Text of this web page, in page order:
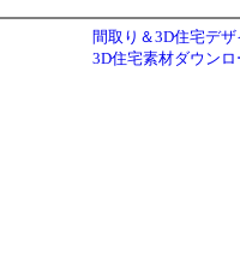
間取り＆3D住宅デ
3D住宅素材ダウン